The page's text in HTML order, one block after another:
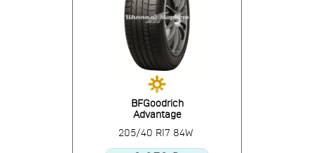
BFGoodrich
Advantage
205/40 R17 84W